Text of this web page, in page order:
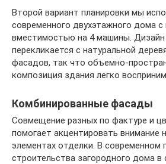
Второй вариант планировки мы
современного двухэтажного дома с
вместимостью на 4 машины. Дизайн
перекликается с натуральной
фасадов, так что объемно-
композиция здания легко
Комбинированные фасады
Совмещение разных по фактуре и
помогает акцентировать внимание
элементах отделки. В современном
строительства загородного дома в